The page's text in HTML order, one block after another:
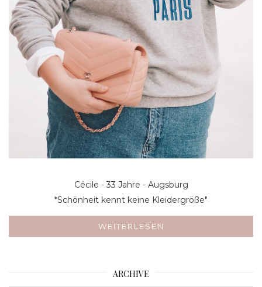
Cécile - 33 Jahre - Augsburg
*Schönheit kennt keine Kleidergröße"
WEITERLESEN
ARCHIVE